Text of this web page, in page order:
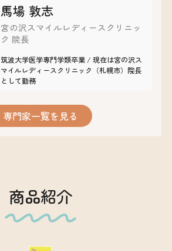
馬場 敦志
宮の沢スマイルレディースクリニッ
ク 院長
筑波大学医学専門学類卒業 / 現在は宮の沢ス
マイルレディースクリニック（札幌市）院長
として勤務
専門家一覧を見る
商品紹介